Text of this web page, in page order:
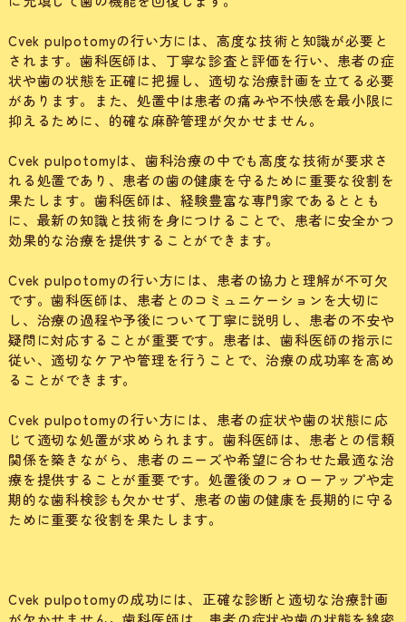
Cvek pulpotomyの行い方には、高度な技術と知識が必要と
されます。歯科医師は、丁寧な診査と評価を行い、患者の症
状や歯の状態を正確に把握し、適切な治療計画を立てる必要
があります。また、処置中は患者の痛みや不快感を最小限に
抑えるために、的確な麻酔管理が欠かせません。
Cvek pulpotomyは、歯科治療の中でも高度な技術が要求さ
れる処置であり、患者の歯の健康を守るために重要な役割を
果たします。歯科医師は、経験豊富な専門家であるととも
に、最新の知識と技術を身につけることで、患者に安全かつ
効果的な治療を提供することができます。
Cvek pulpotomyの行い方には、患者の協力と理解が不可欠
です。歯科医師は、患者とのコミュニケーションを大切に
し、治療の過程や予後について丁寧に説明し、患者の不安や
疑問に対応することが重要です。患者は、歯科医師の指示に
従い、適切なケアや管理を行うことで、治療の成功率を高め
ることができます。
Cvek pulpotomyの行い方には、患者の症状や歯の状態に応
じて適切な処置が求められます。歯科医師は、患者との信頼
関係を築きながら、患者のニーズや希望に合わせた最適な治
療を提供することが重要です。処置後のフォローアップや定
期的な歯科検診も欠かせず、患者の歯の健康を長期的に守る
ために重要な役割を果たします。
Cvek pulpotomyの成功には、正確な診断と適切な治療計画